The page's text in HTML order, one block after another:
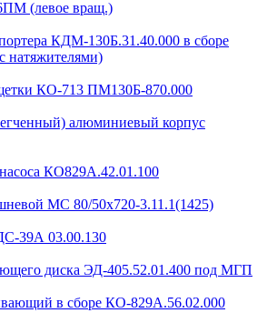
(левое вращ.)
КДМ-130Б.31.40.000 в сборе
натяжителями)
КО-713 ПМ130Б-870.000
алюминиевый корпус
КО829А.42.01.100
МС 80/50х720-3.11.1(1425)
39А 03.00.130
диска ЭД-405.52.01.400 под МГП
в сборе КО-829А.56.02.000